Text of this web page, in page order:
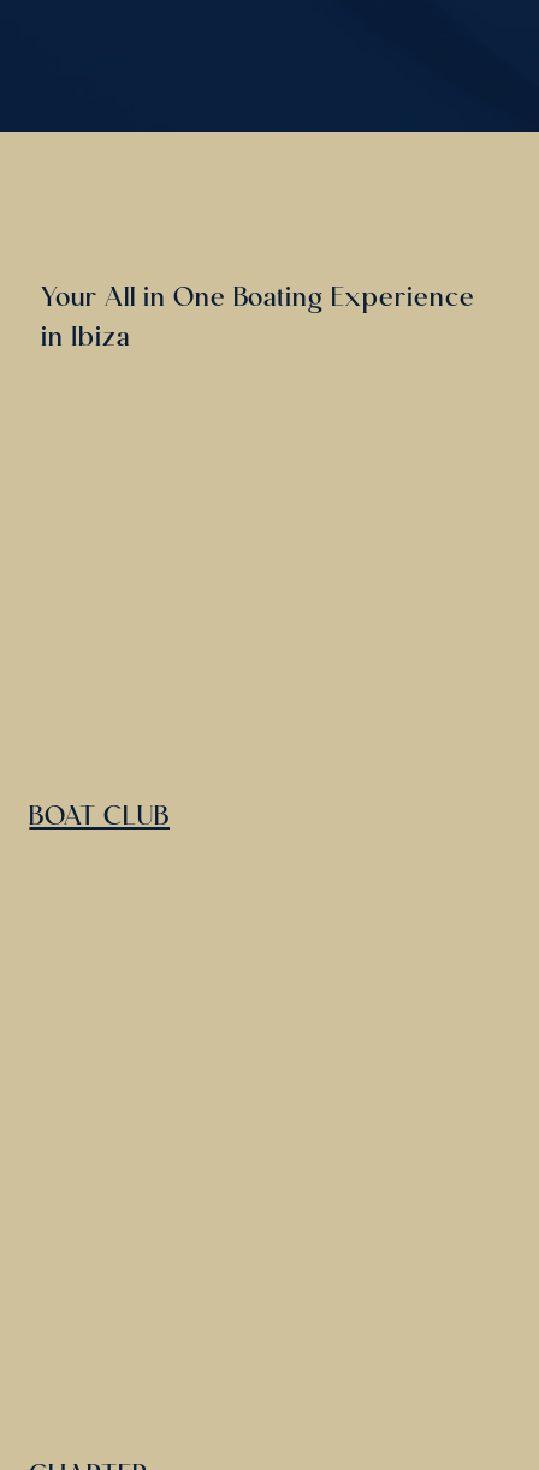
Your All in One Boating Experience
in Ibiza
BOAT CLUB